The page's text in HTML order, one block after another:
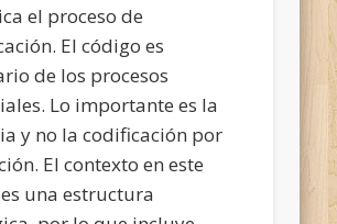
el proceso de
El código es
de los procesos
Lo importante es la
y no la codificación por
El contexto en este
una estructura